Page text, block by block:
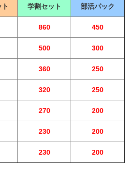
学割セット 部活パック
860 450
500 300
360 250
320 250
270 200
230 200
230 200